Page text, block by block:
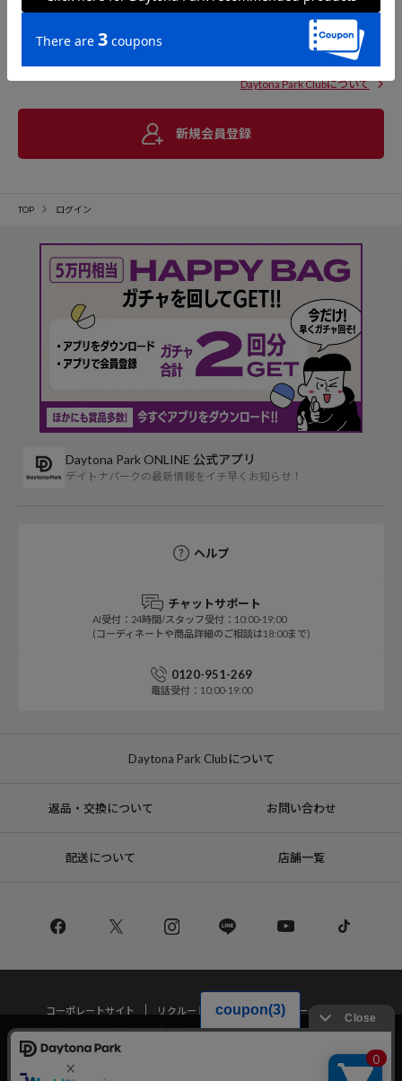
Daytona Park Clubについて
新規会員登録
TOP ログイン
Daytona Park ONLINE 公式アプリ
デイトナパークの最新情報をイチ早くお知らせ！
ヘルプ
チャットサポート
AI受付：24時間/スタッフ受付：10:00-19:00
(コーディネートや商品詳細のご相談は18:00まで)
0120-951-269
電話受付：10:00-19:00
Daytona Park Clubについて
返品・交換について お問い合わせ
配送について 店舗一覧
コーポレートサイト リクルート
サステナブルマークについて
プライバシーポリシー
特定商取引法・古物営業法に基づく表記
当サイトでは利用体験の向上およびコンテンツの最適な提供、トラフィック
の分析を目的としてCookieを使用しています。